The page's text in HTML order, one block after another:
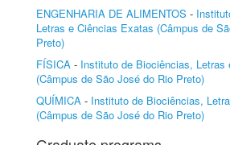
ENGENHARIA DE ALIMENTOS -
Letras e Ciências Exatas (Câmpus de
Preto)
FÍSICA - Instituto de Biociências, Letras
(Câmpus de São José do Rio Preto)
QUÍMICA - Instituto de Biociências,
(Câmpus de São José do Rio Preto)